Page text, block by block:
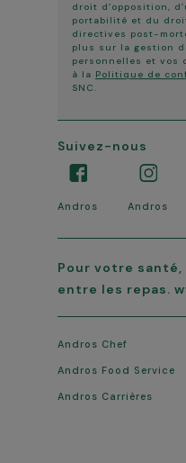
droit d’opposition,
portabilité et du
directives post-
plus sur la gestion
personnelles et vos
à la Politique de
SNC.
Andros Chef
Andros Food Service
Andros Carrières
Suivez-nous
Andros Andros
Pour votre
entre les repas.